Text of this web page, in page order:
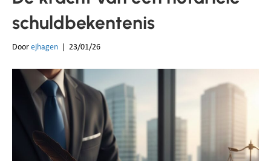
schuldbekentenis
Door ejhagen 23/01/26